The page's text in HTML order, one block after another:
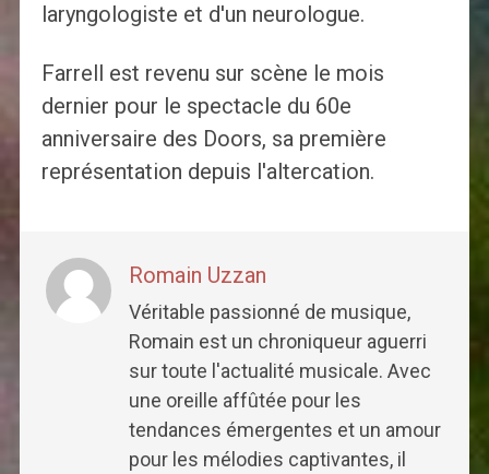
laryngologiste et d'un neurologue.
Farrell est revenu sur scène le mois
dernier pour le spectacle du 60e
anniversaire des Doors, sa première
représentation depuis l'altercation.
Romain Uzzan
Véritable passionné de musique,
Romain est un chroniqueur aguerri
sur toute l'actualité musicale. Avec
une oreille affûtée pour les
tendances émergentes et un amour
pour les mélodies captivantes, il